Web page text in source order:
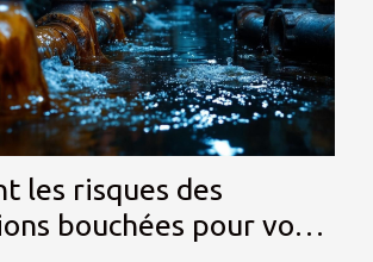
les risques des
bouchées pour votre